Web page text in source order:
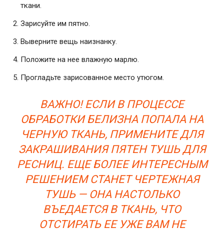
ткани.
Зарисуйте им пятно.
Выверните вещь наизнанку.
Положите на нее влажную марлю.
Прогладьте зарисованное место утюгом.
ВАЖНО! ЕСЛИ В ПРОЦЕССЕ
ОБРАБОТКИ БЕЛИЗНА ПОПАЛА НА
ЧЕРНУЮ ТКАНЬ, ПРИМЕНИТЕ ДЛЯ
ЗАКРАШИВАНИЯ ПЯТЕН ТУШЬ ДЛЯ
РЕСНИЦ. ЕЩЕ БОЛЕЕ ИНТЕРЕСНЫМ
РЕШЕНИЕМ СТАНЕТ ЧЕРТЕЖНАЯ
ТУШЬ — ОНА НАСТОЛЬКО
ВЪЕДАЕТСЯ В ТКАНЬ, ЧТО
ОТСТИРАТЬ ЕЕ УЖЕ ВАМ НЕ